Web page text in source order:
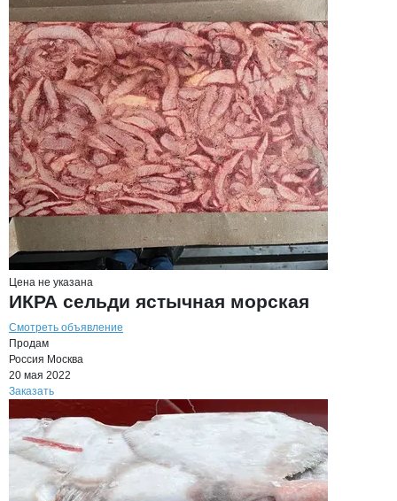
Цена не указана
ИКРА сельди ястычная морская
Смотреть объявление
Продам
Россия Москва
20 мая 2022
Заказать